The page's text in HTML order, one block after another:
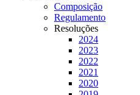
Composição
Regulamento
Resoluções
2024
2023
2022
2021
2020